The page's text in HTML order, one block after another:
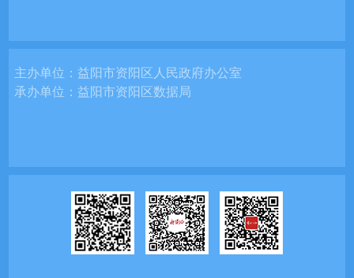
主办单位：益阳市资阳区人民政府办公室
承办单位：益阳市资阳区数据局